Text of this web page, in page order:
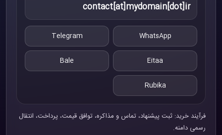
contact[at]mydomain[dot]ir
WhatsApp
Telegram
Eitaa
Bale
Rubika
فرآیند خرید: ثبت پیشنهاد، تماس و مذاکره، توافق قیمت، پرداخت، انتقال
رسمی دامنه.